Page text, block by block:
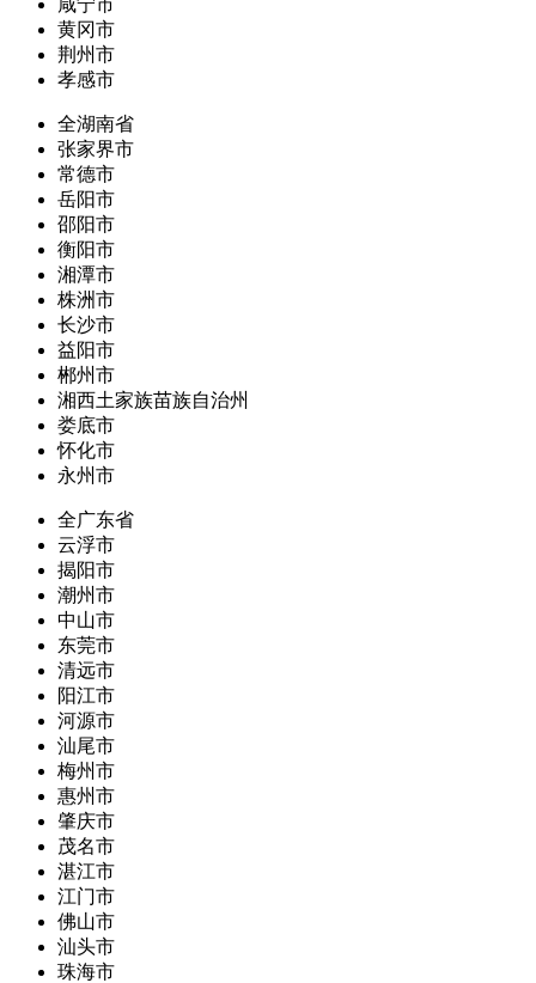
咸宁市
黄冈市
荆州市
孝感市
全湖南省
张家界市
常德市
岳阳市
邵阳市
衡阳市
湘潭市
株洲市
长沙市
益阳市
郴州市
湘西土家族苗族自治州
娄底市
怀化市
永州市
全广东省
云浮市
揭阳市
潮州市
中山市
东莞市
清远市
阳江市
河源市
汕尾市
梅州市
惠州市
肇庆市
茂名市
湛江市
江门市
佛山市
汕头市
珠海市